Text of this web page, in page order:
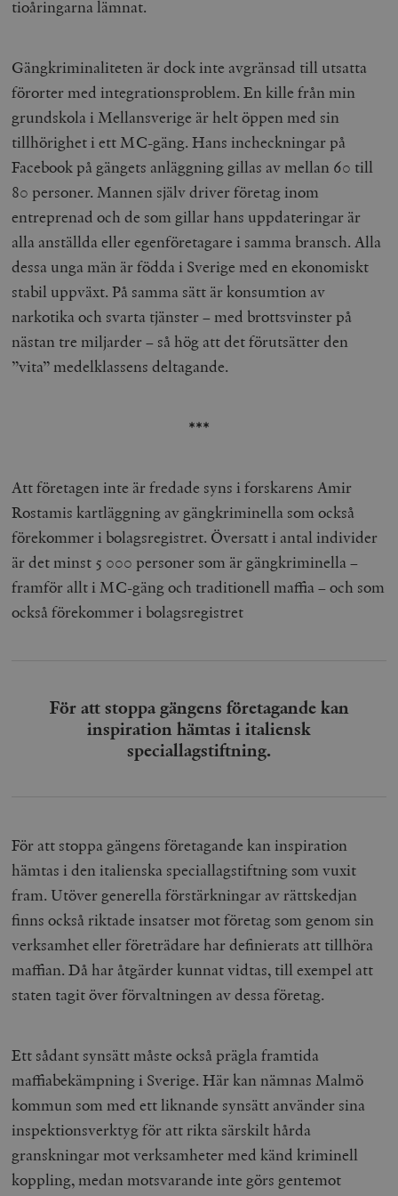
tioåringarna lämnat.
Gängkriminaliteten är dock inte avgränsad till utsatta
förorter med integrationsproblem. En kille från min
grundskola i Mellansverige är helt öppen med sin
tillhörighet i ett MC-gäng. Hans incheckningar på
Facebook på gängets anläggning gillas av mellan 60 till
80 personer. Mannen själv driver företag inom
entreprenad och de som gillar hans uppdateringar är
alla anställda eller egenföretagare i samma bransch. Alla
dessa unga män är födda i Sverige med en ekonomiskt
stabil uppväxt. På samma sätt är konsumtion av
narkotika och svarta tjänster – med brottsvinster på
nästan tre miljarder – så hög att det förutsätter den
”vita” medelklassens deltagande.
***
Att företagen inte är fredade syns i forskarens Amir
Rostamis kartläggning av gängkriminella som också
förekommer i bolagsregistret. Översatt i antal individer
är det minst 5 000 personer som är gängkriminella –
framför allt i MC-gäng och traditionell maffia – och som
också förekommer i bolagsregistret
För att stoppa gängens företagande kan
inspiration hämtas i italiensk
speciallagstiftning.
För att stoppa gängens företagande kan inspiration
hämtas i den italienska speciallagstiftning som vuxit
fram. Utöver generella förstärkningar av rättskedjan
finns också riktade insatser mot företag som genom sin
verksamhet eller företrädare har definierats att tillhöra
maffian. Då har åtgärder kunnat vidtas, till exempel att
staten tagit över förvaltningen av dessa företag.
Ett sådant synsätt måste också prägla framtida
maffiabekämpning i Sverige. Här kan nämnas Malmö
kommun som med ett liknande synsätt använder sina
inspektionsverktyg för att rikta särskilt hårda
granskningar mot verksamheter med känd kriminell
koppling, medan motsvarande inte görs gentemot